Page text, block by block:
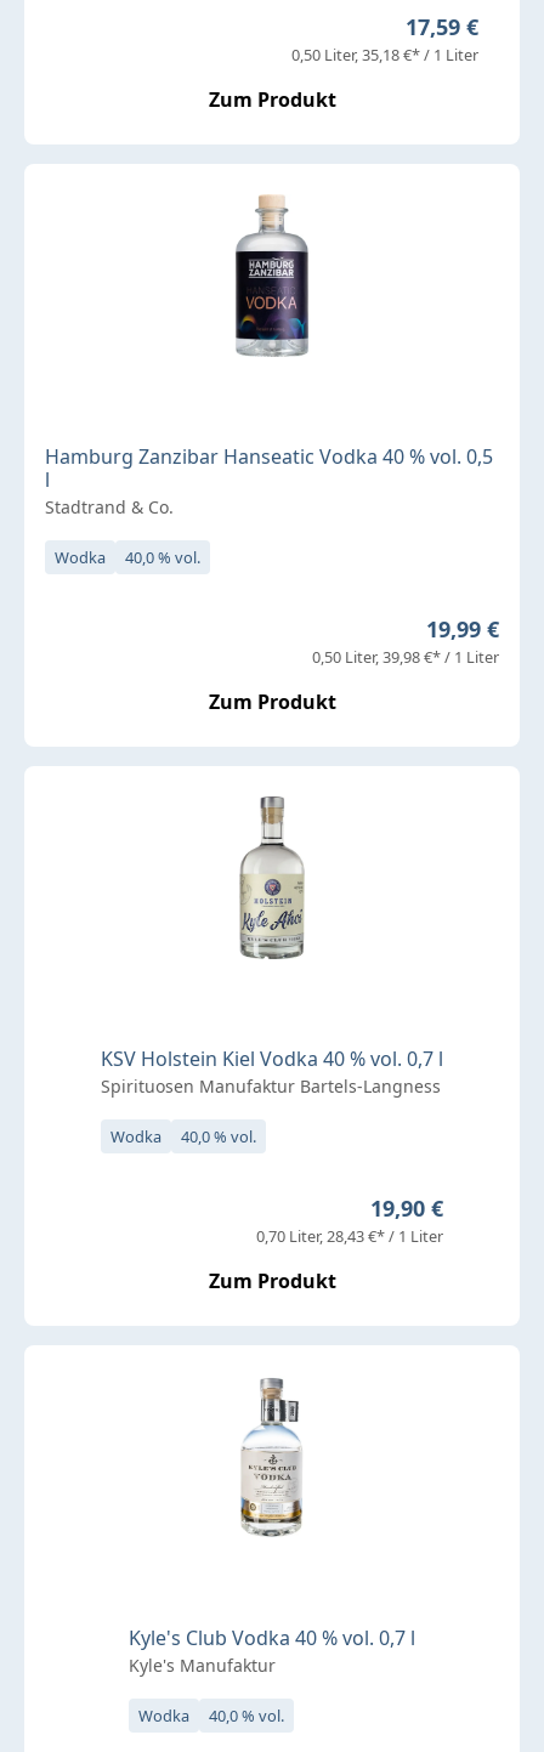
Regulärer
17,59 €
0,50 Liter 35,18 €* / 1 Liter
Zum Produkt
Hamburg Zanzibar Hanseatic Vodka 40 % vol. 0,5
l
Stadtrand & Co.
Wodka 40,0 % vol.
Regulärer
19,99 €
0,50 Liter 39,98 €* / 1 Liter
Zum Produkt
KSV Holstein Kiel Vodka 40 % vol. 0,7 l
Spirituosen Manufaktur Bartels-Langness
Wodka 40,0 % vol.
Regulärer Preis:
19,90 €
0,70 Liter 28,43 €* / 1 Liter
Zum Produkt
Kyle's Club Vodka 40 % vol. 0,7 l
Kyle's Manufaktur
Wodka 40,0 % vol.